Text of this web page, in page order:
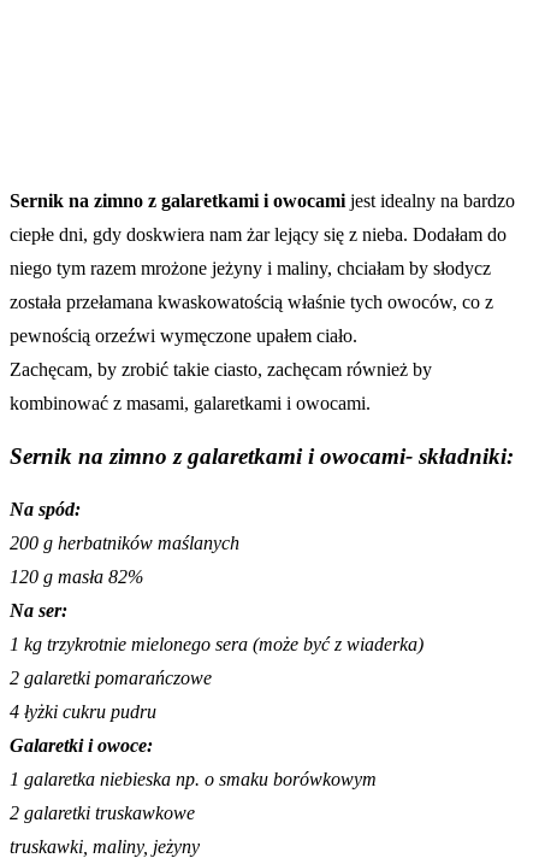
Sernik na zimno z galaretkami i owocami jest idealny na bardzo
ciepłe dni, gdy doskwiera nam żar lejący się z nieba. Dodałam do
niego tym razem mrożone jeżyny i maliny, chciałam by słodycz
została przełamana kwaskowatością właśnie tych owoców, co z
pewnością orzeźwi wymęczone upałem ciało.
Zachęcam, by zrobić takie ciasto, zachęcam również by
kombinować z masami, galaretkami i owocami.
Sernik na zimno z galaretkami i owocami- składniki:
Na spód:
200 g herbatników maślanych
120 g masła 82%
Na ser:
1 kg trzykrotnie mielonego sera (może być z wiaderka)
2 galaretki pomarańczowe
4 łyżki cukru pudru
Galaretki i owoce:
1 galaretka niebieska np. o smaku borówkowym
2 galaretki truskawkowe
truskawki, maliny, jeżyny